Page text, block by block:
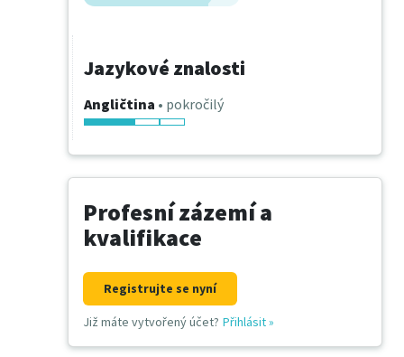
Jazykové znalosti
Angličtina • pokročilý
Profesní zázemí a
kvalifikace
Registrujte se nyní
Již máte vytvořený účet? Přihlásit»